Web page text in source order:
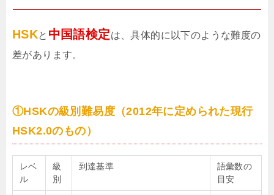
HSKと 中国語検定は、具体的に以下のような難度の
差があります。
①HSKの級別難易度（2012年に定められた現行
HSK2.0のもの）
レベ
ル
級
別
到達基準
語彙数の
目安